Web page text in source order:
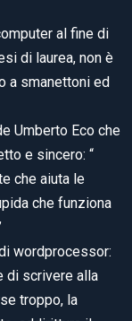
al fine di
di laurea, non è
a smanettoni ed
Umberto Eco che
e sincero: “
che aiuta le
che funziona
wordprocessor:
di scrivere alla
troppo, la